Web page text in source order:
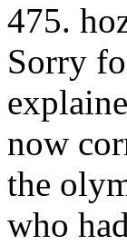
475.
Sorry
now
the
who